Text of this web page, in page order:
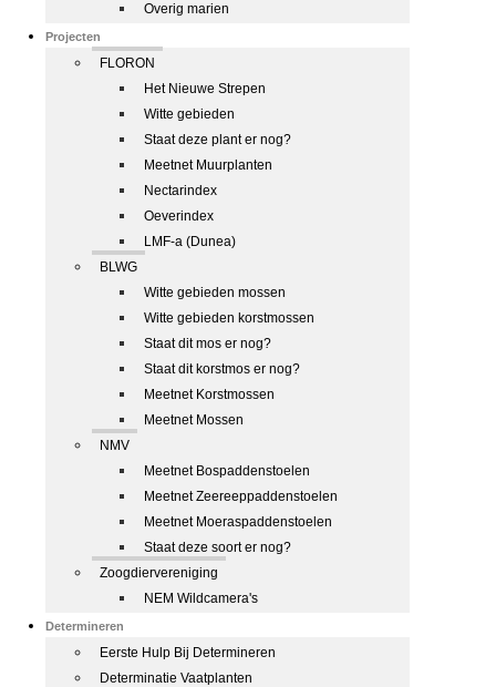
Overig marien
Projecten
FLORON
Het Nieuwe Strepen
Witte gebieden
Staat deze plant er nog?
Meetnet Muurplanten
Nectarindex
Oeverindex
LMF-a (Dunea)
BLWG
Witte gebieden mossen
Witte gebieden korstmossen
Staat dit mos er nog?
Staat dit korstmos er nog?
Meetnet Korstmossen
Meetnet Mossen
NMV
Meetnet Bospaddenstoelen
Meetnet Zeereeppaddenstoelen
Meetnet Moeraspaddenstoelen
Staat deze soort er nog?
Zoogdiervereniging
NEM Wildcamera's
Determineren
Eerste Hulp Bij Determineren
Determinatie Vaatplanten